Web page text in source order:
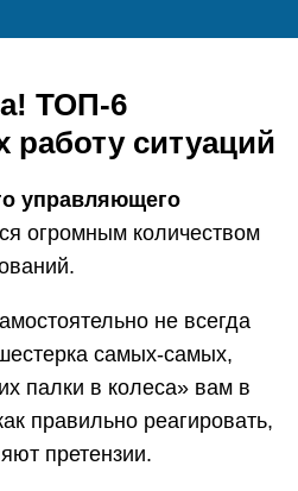
ТОП-6
ситуаций
управляющего
огромным количеством
не всегда
самых-самых,
палки в колеса» вам в
правильно реагировать,
претензии.